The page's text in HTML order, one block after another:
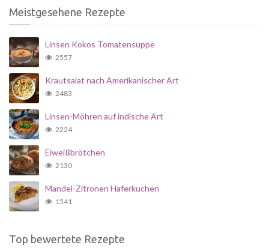
Meistgesehene Rezepte
Linsen Kokos Tomatensuppe
2557
Krautsalat nach Amerikanischer Art
2483
Linsen-Möhren auf indische Art
2224
Eiweißbrötchen
2130
Mandel-Zitronen Haferkuchen
1541
Top bewertete Rezepte